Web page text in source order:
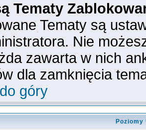
Tematy
Tematy są
Nie
zawarta w nich
dla zamknięcia
góry